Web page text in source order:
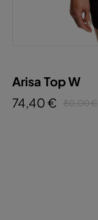
Arisa Top W
74,40 €
80,00 €